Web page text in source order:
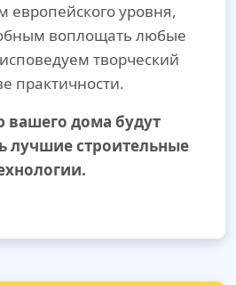
европейского уровня,
воплощать любые
творческий
практичности.
дома будут
лучшие строительные